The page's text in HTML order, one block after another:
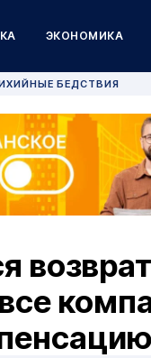
ЭКОНОМИКА
БЕДСТВИЯ